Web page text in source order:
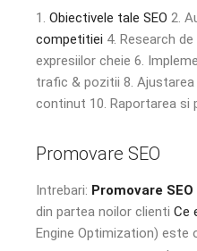
1. Obiectivele tale SEO 2.
competitiei 4. Research
expresiilor cheie 6.
trafic & pozitii 8.
continut 10. Raportarea si
Promovare SEO
Intrebari: Promovare SEO
din partea noilor clienti Ce
Engine Optimization) este